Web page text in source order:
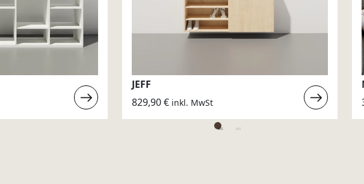
Weiterlesen
:
LIA
JEFF
829,90€ inkl. MwSt
Weiterlesen
:
JEFF